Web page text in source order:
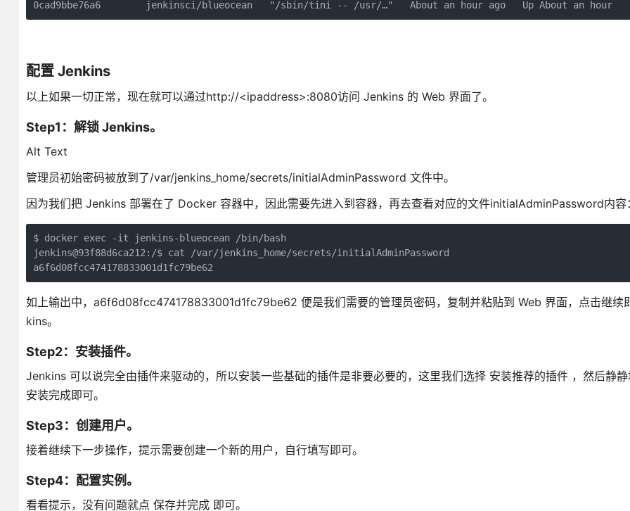
0cad9bbe76a6        jenkinsci/blueocean   "/sbin/tini -- /usr/…"   About an hour ago   Up About an hour
配置 Jenkins
以上如果一切正常，现在就可以通过http://<ipaddress>:8080访问 Jenkins 的 Web 界面了。
Step1：解锁 Jenkins。
Alt Text
管理员初始密码被放到了/var/jenkins_home/secrets/initialAdminPassword 文件中。
因为我们把 Jenkins 部署在了 Docker 容器中，因此需要先进入到容器，再去查看对应的文件initialAdminPassword内容：
$ docker exec -it jenkins-blueocean /bin/bash
jenkins@93f88d6ca212:/$ cat /var/jenkins_home/secrets/initialAdminPassword
a6f6d08fcc474178833001d1fc79be62
如上输出中，a6f6d08fcc474178833001d1fc79be62 便是我们需要的管理员密码，复制并粘贴到 Web 界面，点击继续
kins。
Step2：安装插件。
Jenkins 可以说完全由插件来驱动的，所以安装一些基础的插件是非要必要的，这里我们选择 安装推荐的插件 ，然后静
安装完成即可。
Step3：创建用户。
接着继续下一步操作，提示需要创建一个新的用户，自行填写即可。
Step4：配置实例。
看看提示，没有问题就点 保存并完成 即可。